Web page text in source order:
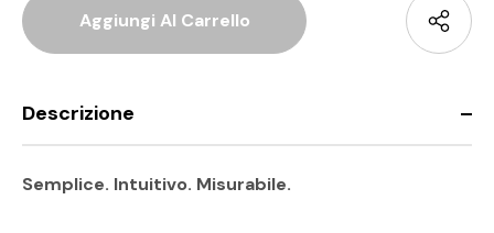
Descrizione
Semplice. Intuitivo. Misurabile.